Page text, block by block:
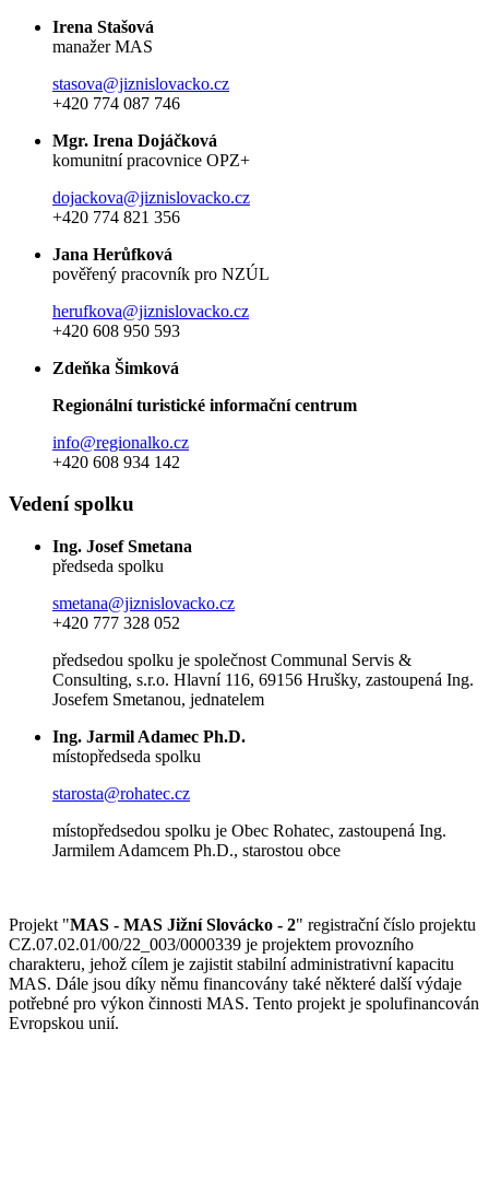
Irena Stašová
manažer MAS
stasova@jiznislovacko.cz
+420 774 087 746
Mgr. Irena Dojáčková
komunitní pracovnice OPZ+
dojackova@jiznislovacko.cz
+420 774 821 356
Jana Herůfková
pověřený pracovník pro NZÚL
herufkova@jiznislovacko.cz
+420 608 950 593
Zdeňka Šimková
Regionální turistické informační centrum
info@regionalko.cz
+420 608 934 142
Vedení spolku
Ing. Josef Smetana
předseda spolku
smetana@jiznislovacko.cz
+420 777 328 052
předsedou spolku je společnost Communal Servis &
Consulting, s.r.o. Hlavní 116, 69156 Hrušky, zastoupená Ing.
Josefem Smetanou, jednatelem
Ing. Jarmil Adamec Ph.D.
místopředseda spolku
starosta@rohatec.cz
místopředsedou spolku je Obec Rohatec, zastoupená Ing.
Jarmilem Adamcem Ph.D., starostou obce
Projekt "MAS - MAS Jižní Slovácko - 2" registrační číslo projektu
CZ.07.02.01/00/22_003/0000339 je projektem provozního
charakteru, jehož cílem je zajistit stabilní administrativní kapacitu
MAS. Dále jsou díky němu financovány také některé další výdaje
potřebné pro výkon činnosti MAS. Tento projekt je spolufinancován
Evropskou unií.